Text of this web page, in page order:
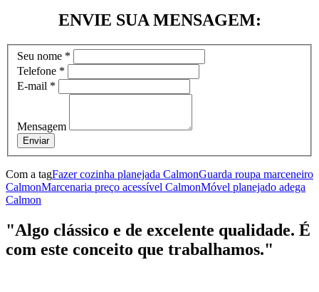
ENVIE SUA MENSAGEM:
Seu nome *
Telefone *
E-mail *
Mensagem
Enviar
Com a tagFazer cozinha planejada CalmonGuarda roupa marceneiro
CalmonMarcenaria preço acessível CalmonMóvel planejado adega
Calmon
"Algo clássico e de excelente qualidade. É
com este conceito que trabalhamos."